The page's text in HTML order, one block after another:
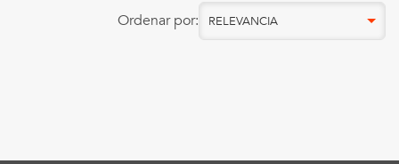
Ordenar por: RELEVANCIA